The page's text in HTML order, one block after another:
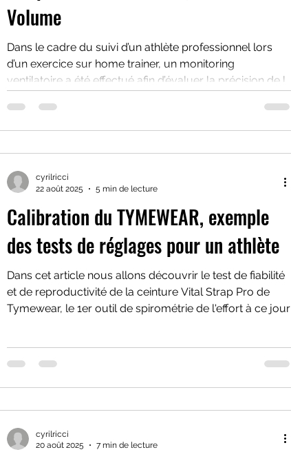
Volume
Dans le cadre du suivi d’un athlète professionnel lors
d’un exercice sur home trainer, un monitoring
ventilatoire a été effectué afin d’évaluer la précision de la
courant via l’indicateur « Tidal volume ») comparée à
l’outil de référence VO₂ Master (mesure directe du
Calibration du TYMEWEAR, exemple
des tests de réglages pour un athlète
Dans cet article nous allons découvrir le test de fiabilité
et de reproductivité de la ceinture Vital Strap Pro de
Tymewear, le 1er outil de spirométrie de l'effort à ce jour
cyrilricci
22 août 2025
5 min de lecture
cyrilricci
20 août 2025
7 min de lecture